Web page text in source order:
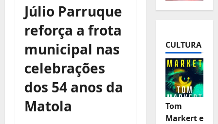
Júlio Parruque
reforça a frota
municipal nas
celebrações
dos 54 anos da
Matola
CULTURA
Tom
Markert e